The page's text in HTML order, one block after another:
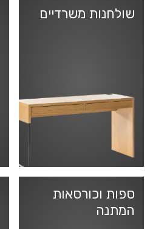
שולחנות משרדיים
ספות וכורסאות
המתנה